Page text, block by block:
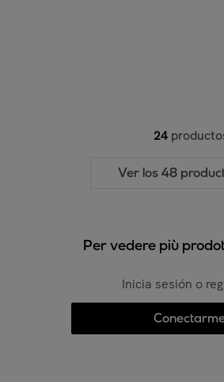
24
Ver los 48
Per vedere più
Inicia sesión o